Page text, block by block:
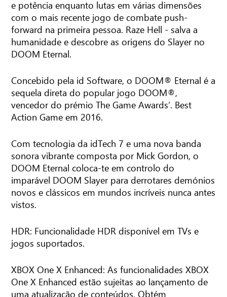
e potência enquanto lutas em várias dimensões
com o mais recente jogo de combate push-
forward na primeira pessoa. Raze Hell - salva a
humanidade e descobre as origens do Slayer no
DOOM Eternal.
Concebido pela id Software, o DOOM® Eternal é a
sequela direta do popular jogo DOOM®,
vencedor do prémio The Game Awards’. Best
Action Game em 2016.
Com tecnologia da idTech 7 e uma nova banda
sonora vibrante composta por Mick Gordon, o
DOOM Eternal coloca-te em controlo do
imparável DOOM Slayer para derrotares demónios
novos e clássicos em mundos incríveis nunca antes
vistos.
HDR: Funcionalidade HDR disponível em TVs e
jogos suportados.
XBOX One X Enhanced: As funcionalidades XBOX
One X Enhanced estão sujeitas ao lançamento de
uma atualização de conteúdos. Obtém